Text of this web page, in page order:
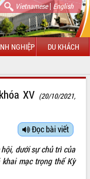
Vietnamese| English
NGHIỆP DU KHÁCH
XV (20/10/2021,
Đọc bài viết
dưới sự chủ trì của
mạc trọng thể Kỳ